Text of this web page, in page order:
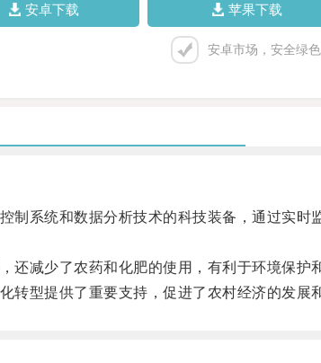
安卓下载 苹果下载
安卓市场，安全绿色
系统和数据分析技术的科技装备，通过实时
减少了农药和化肥的使用，有利于环境保护
型提供了重要支持，促进了农村经济的发展